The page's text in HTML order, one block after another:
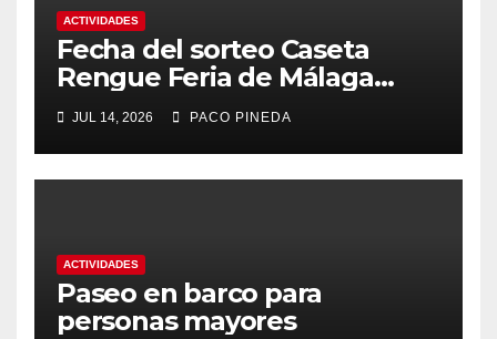
ACTIVIDADES
Fecha del sorteo Caseta
Rengue Feria de Málaga
2026
JUL 14, 2026 PACO PINEDA
ACTIVIDADES
Paseo en barco para
personas mayores